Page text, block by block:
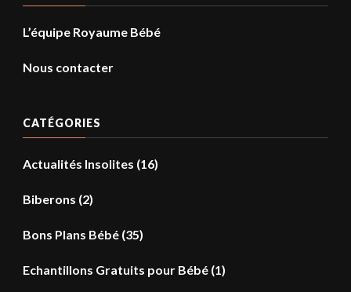
L’équipe Royaume Bébé
Nous contacter
CATÉGORIES
Actualités Insolites (16)
Biberons (2)
Bons Plans Bébé (35)
Echantillons Gratuits pour Bébé (1)